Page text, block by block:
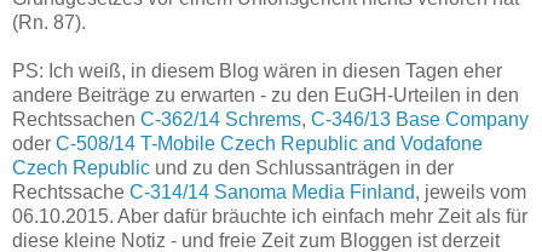
(Rn. 87).
PS: Ich weiß, in diesem Blog wären in diesen Tagen eher
andere Beiträge zu erwarten - zu den EuGH-Urteilen in den
Rechtssachen C-362/14 Schrems, C-346/13 Base Company
oder C-508/14 T-Mobile Czech Republic and Vodafone
Czech Republic und zu den Schlussanträgen in der
Rechtssache C-314/14 Sanoma Media Finland, jeweils vom
06.10.2015. Aber dafür bräuchte ich einfach mehr Zeit als für
diese kleine Notiz - und freie Zeit zum Bloggen ist derzeit